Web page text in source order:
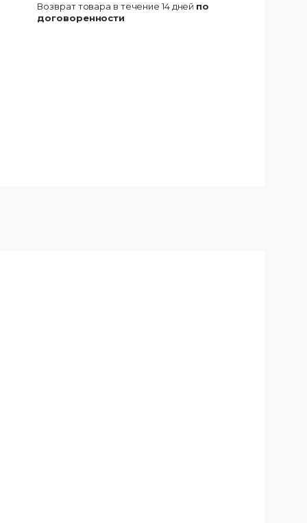
возврат товара в течение 14 дней по
договоренности